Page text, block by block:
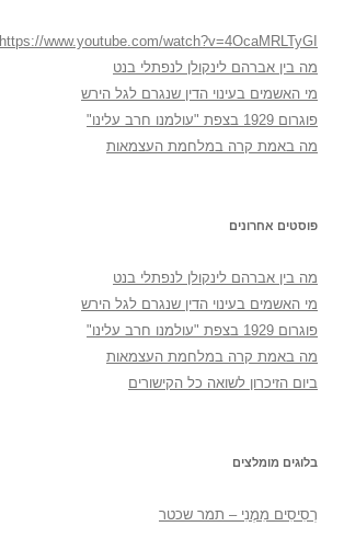
https://www.youtube.com/watch?v=4OcaMRLTyGI
מה בין אברהם לינקולן לנפתלי בנט
מי האשמים בעינוי הדין שנגרם לגל הירש
פוגרום 1929 בצפת "עולמנו חרב עלינו"
מה באמת קרה במלחמת העצמאות
פוסטים אחרונים
מה בין אברהם לינקולן לנפתלי בנט
מי האשמים בעינוי הדין שנגרם לגל הירש
פוגרום 1929 בצפת "עולמנו חרב עלינו"
מה באמת קרה במלחמת העצמאות
ביום הזיכרון לשואה כל הקישורים
בלוגים מומלצים
רְסִיסִים מִמֶנִי – תמר שכטר